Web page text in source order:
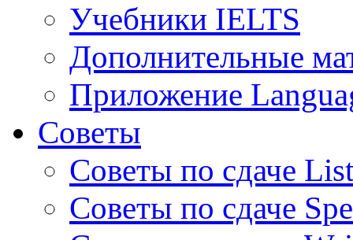
Учебники IELTS
Дополнительные
Приложение
Советы
Советы по сдаче
Советы по сдаче